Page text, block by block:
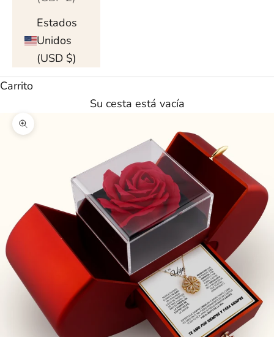
Estados
Unidos
(USD $)
Carrito
Su cesta está vacía
Ampliar imagen